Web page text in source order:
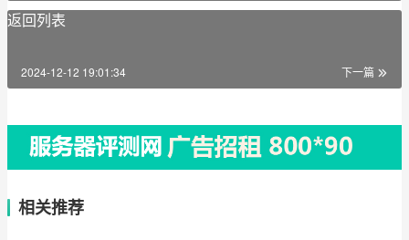
返回列表
下一篇
2024-12-12 19:01:34
相关推荐